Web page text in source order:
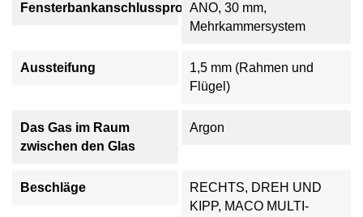
FensterbankanschlussprofilANO, 30 mm,
Mehrkammersystem
Aussteifung
1,5 mm (Rahmen und
Flügel)
Das Gas im Raum
zwischen den Glas
Argon
Beschläge
RECHTS, DREH UND
KIPP, MACO MULTI-